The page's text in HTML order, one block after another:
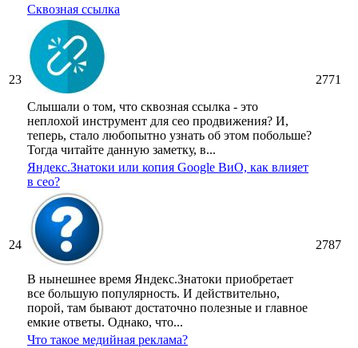
23
Сквозная ссылка
Слышали о том, что сквозная ссылка - это
неплохой инструмент для сео продвижения? И,
теперь, стало любопытно узнать об этом побольше?
Тогда читайте данную заметку, в...
2771
24
Яндекс.Знатоки или копия Google ВиО, как влияет
в сео?
В нынешнее время Яндекс.Знатоки приобретает
все большую популярность. И действительно,
порой, там бывают достаточно полезные и главное
емкие ответы. Однако, что...
2787
Что такое медийная реклама?